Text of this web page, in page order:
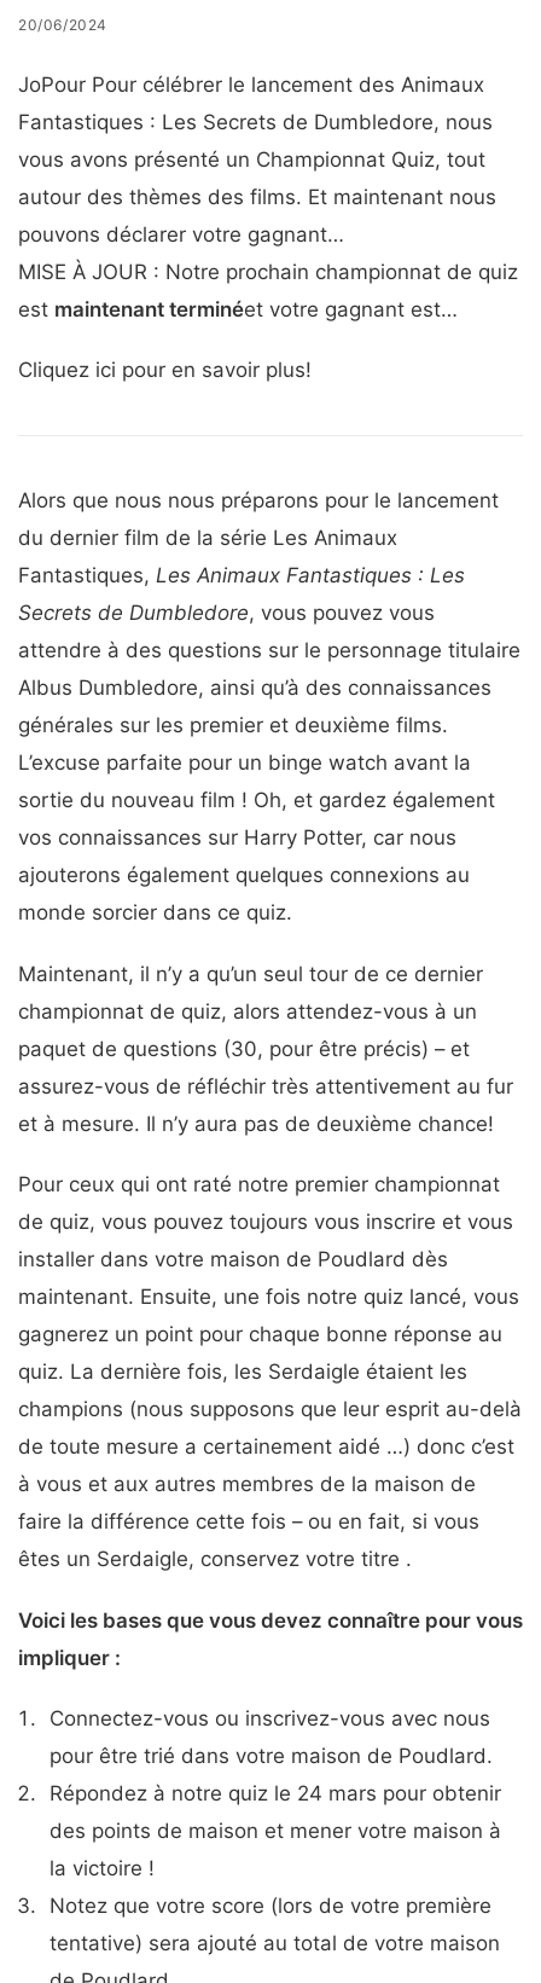
20/06/2024
JoPour Pour célébrer le lancement des Animaux
Fantastiques : Les Secrets de Dumbledore, nous
vous avons présenté un Championnat Quiz, tout
autour des thèmes des films. Et maintenant nous
pouvons déclarer votre gagnant…
MISE À JOUR : Notre prochain championnat de quiz
est maintenant terminéet votre gagnant est…
Cliquez ici pour en savoir plus!
Alors que nous nous préparons pour le lancement
du dernier film de la série Les Animaux
Fantastiques, Les Animaux Fantastiques : Les
Secrets de Dumbledore, vous pouvez vous
attendre à des questions sur le personnage titulaire
Albus Dumbledore, ainsi qu’à des connaissances
générales sur les premier et deuxième films.
L’excuse parfaite pour un binge watch avant la
sortie du nouveau film ! Oh, et gardez également
vos connaissances sur Harry Potter, car nous
ajouterons également quelques connexions au
monde sorcier dans ce quiz.
Maintenant, il n’y a qu’un seul tour de ce dernier
championnat de quiz, alors attendez-vous à un
paquet de questions (30, pour être précis) – et
assurez-vous de réfléchir très attentivement au fur
et à mesure. Il n’y aura pas de deuxième chance!
Pour ceux qui ont raté notre premier championnat
de quiz, vous pouvez toujours vous inscrire et vous
installer dans votre maison de Poudlard dès
maintenant. Ensuite, une fois notre quiz lancé, vous
gagnerez un point pour chaque bonne réponse au
quiz. La dernière fois, les Serdaigle étaient les
champions (nous supposons que leur esprit au-delà
de toute mesure a certainement aidé …) donc c’est
à vous et aux autres membres de la maison de
faire la différence cette fois – ou en fait, si vous
êtes un Serdaigle, conservez votre titre .
Voici les bases que vous devez connaître pour vous
impliquer :
Connectez-vous ou inscrivez-vous avec nous
pour être trié dans votre maison de Poudlard.
Répondez à notre quiz le 24 mars pour obtenir
des points de maison et mener votre maison à
la victoire !
Notez que votre score (lors de votre première
tentative) sera ajouté au total de votre maison